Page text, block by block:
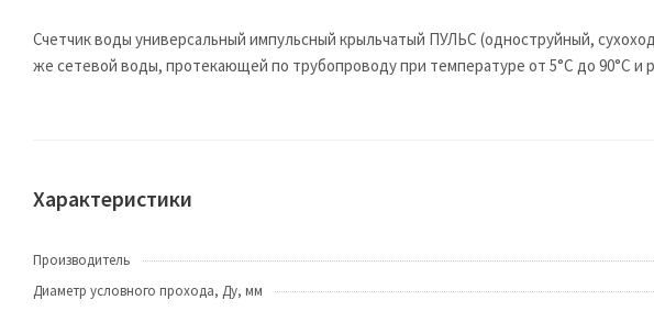
Счетчик воды универсальный импульсный крыльчатый ПУЛЬС (одноструйный,
же сетевой воды, протекающей по трубопроводу при температуре от 5°С до 90°С
Характеристики
Производитель
Диаметр условного прохода, Ду, мм